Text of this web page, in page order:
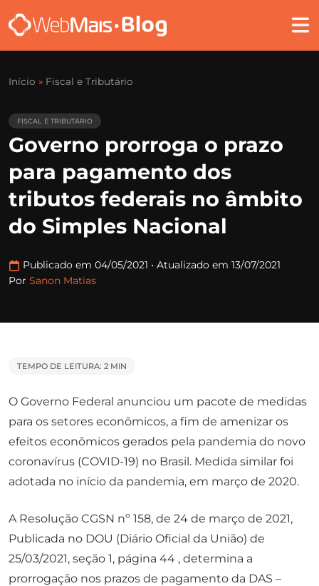
Início » Fiscal e Tributário
FISCAL E TRIBUTÁRIO
Governo prorroga o prazo
para pagamento dos
tributos federais no âmbito
do Simples Nacional
Publicado em 04/05/2021 • Atualizado em 13/07/2021
Por Sanon Matias
TEMPO DE LEITURA: 2 MIN
O Governo Federal anunciou um pacote de medidas
para os setores econômicos, a fim de amenizar os
efeitos econômicos gerados pela pandemia do novo
coronavírus (COVID-19) no Brasil. Medida similar foi
adotada no início da pandemia, em março de 2020.
A Resolução CGSN nº 158, de 24 de março de 2021,
Publicada no DOU (Diário Oficial da União) de
25/03/2021, seção 1, página 44 , determina a
prorrogação nos prazos de pagamento da DAS –